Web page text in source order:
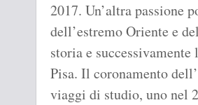
2017. Un’altra passione
dell’estremo Oriente e
storia e
Pisa. Il coronamento
viaggi di studio, uno nel